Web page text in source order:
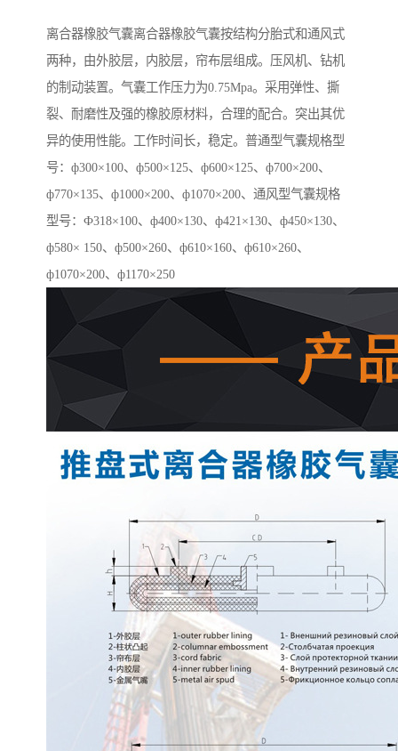
离合器橡胶气囊离合器橡胶气囊按结构分胎式和通风式
两种，由外胶层，内胶层，帘布层组成。压风机、钻机
的制动装置。气囊工作压力为0.75Mpa。采用弹性、撕
裂、耐磨性及强的橡胶原材料，合理的配合。突出其优
异的使用性能。工作时间长，稳定。普通型气囊规格型
号：ф300×100、ф500×125、ф600×125、ф700×200、
ф770×135、ф1000×200、ф1070×200、通风型气囊规格
型号：Ф318×100、ф400×130、ф421×130、ф450×130、
ф580× 150、ф500×260、ф610×160、ф610×260、
ф1070×200、ф1170×250